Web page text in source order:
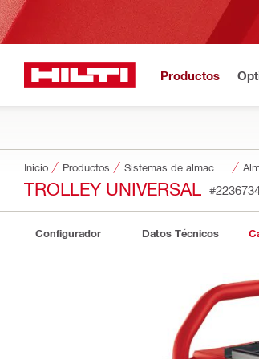
Productos
Inicio Productos
TROLLEY UNIVERSAL
Configurador Datos Técnicos